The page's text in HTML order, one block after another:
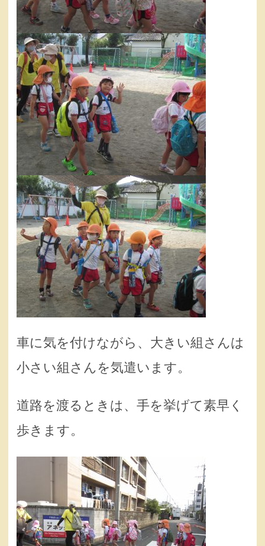
車に気を付けながら、大きい組さんは
小さい組さんを気遣います。
道路を渡るときは、手を挙げて素早く
歩きます。